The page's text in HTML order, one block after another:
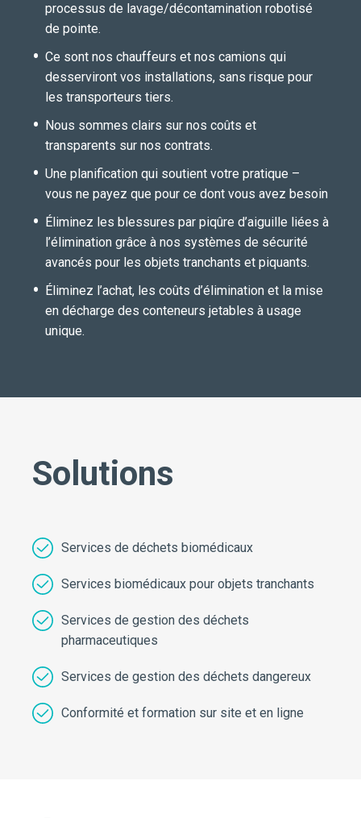
processus de lavage/décontamination robotisé
de pointe.
Ce sont nos chauffeurs et nos camions qui
desserviront vos installations, sans risque pour
les transporteurs tiers.
Nous sommes clairs sur nos coûts et
transparents sur nos contrats.
Une planification qui soutient votre pratique –
vous ne payez que pour ce dont vous avez besoin
Éliminez les blessures par piqûre d’aiguille liées à
l’élimination grâce à nos systèmes de sécurité
avancés pour les objets tranchants et piquants.
Éliminez l’achat, les coûts d’élimination et la mise
en décharge des conteneurs jetables à usage
unique.
Solutions
Services de déchets biomédicaux
Services biomédicaux pour objets tranchants
Services de gestion des déchets
pharmaceutiques
Services de gestion des déchets dangereux
Conformité et formation sur site et en ligne